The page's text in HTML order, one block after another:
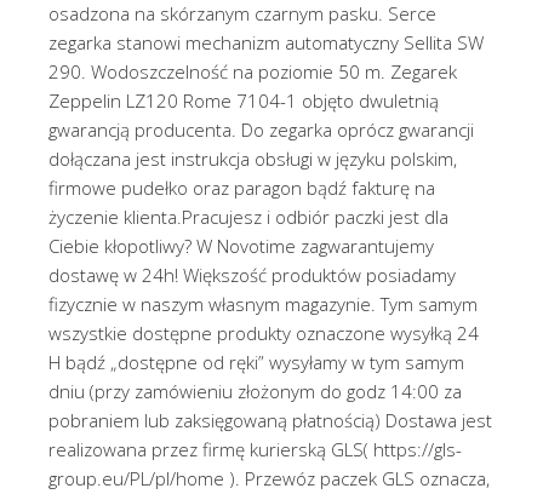
osadzona na skórzanym czarnym pasku. Serce
zegarka stanowi mechanizm automatyczny Sellita SW
290. Wodoszczelność na poziomie 50 m. Zegarek
Zeppelin LZ120 Rome 7104-1 objęto dwuletnią
gwarancją producenta. Do zegarka oprócz gwarancji
dołączana jest instrukcja obsługi w języku polskim,
firmowe pudełko oraz paragon bądź fakturę na
życzenie klienta.Pracujesz i odbiór paczki jest dla
Ciebie kłopotliwy? W Novotime zagwarantujemy
dostawę w 24h! Większość produktów posiadamy
fizycznie w naszym własnym magazynie. Tym samym
wszystkie dostępne produkty oznaczone wysyłką 24
H bądź „dostępne od ręki” wysyłamy w tym samym
dniu (przy zamówieniu złożonym do godz 14:00 za
pobraniem lub zaksięgowaną płatnością) Dostawa jest
realizowana przez firmę kurierską GLS( https://gls-
group.eu/PL/pl/home ). Przewóz paczek GLS oznacza,